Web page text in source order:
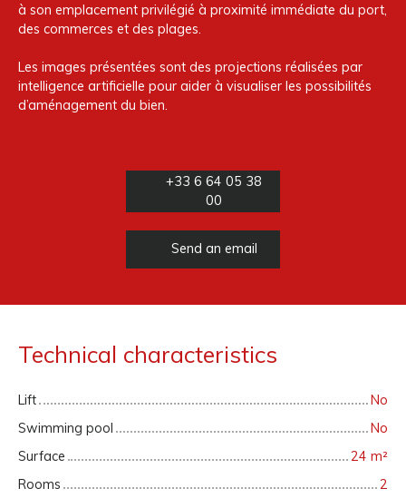
à son emplacement privilégié à proximité immédiate du port,
des commerces et des plages.
Les images présentées sont des projections réalisées par
intelligence artificielle pour aider à visualiser les possibilités
d’aménagement du bien.
+33 6 64 05 38
00
Send an email
Technical characteristics
Lift
No
Swimming pool
No
Surface
24 m²
Rooms
2